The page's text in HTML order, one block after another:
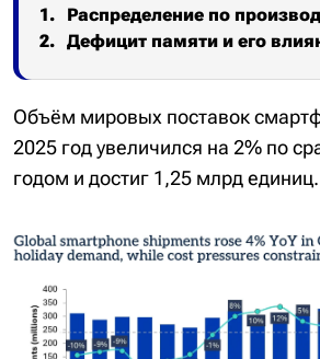
Распределение по
Дефицит памяти и его
Объём мировых поставок
2025 год увеличился на 2% по
годом и достиг 1,25 млрд единиц.